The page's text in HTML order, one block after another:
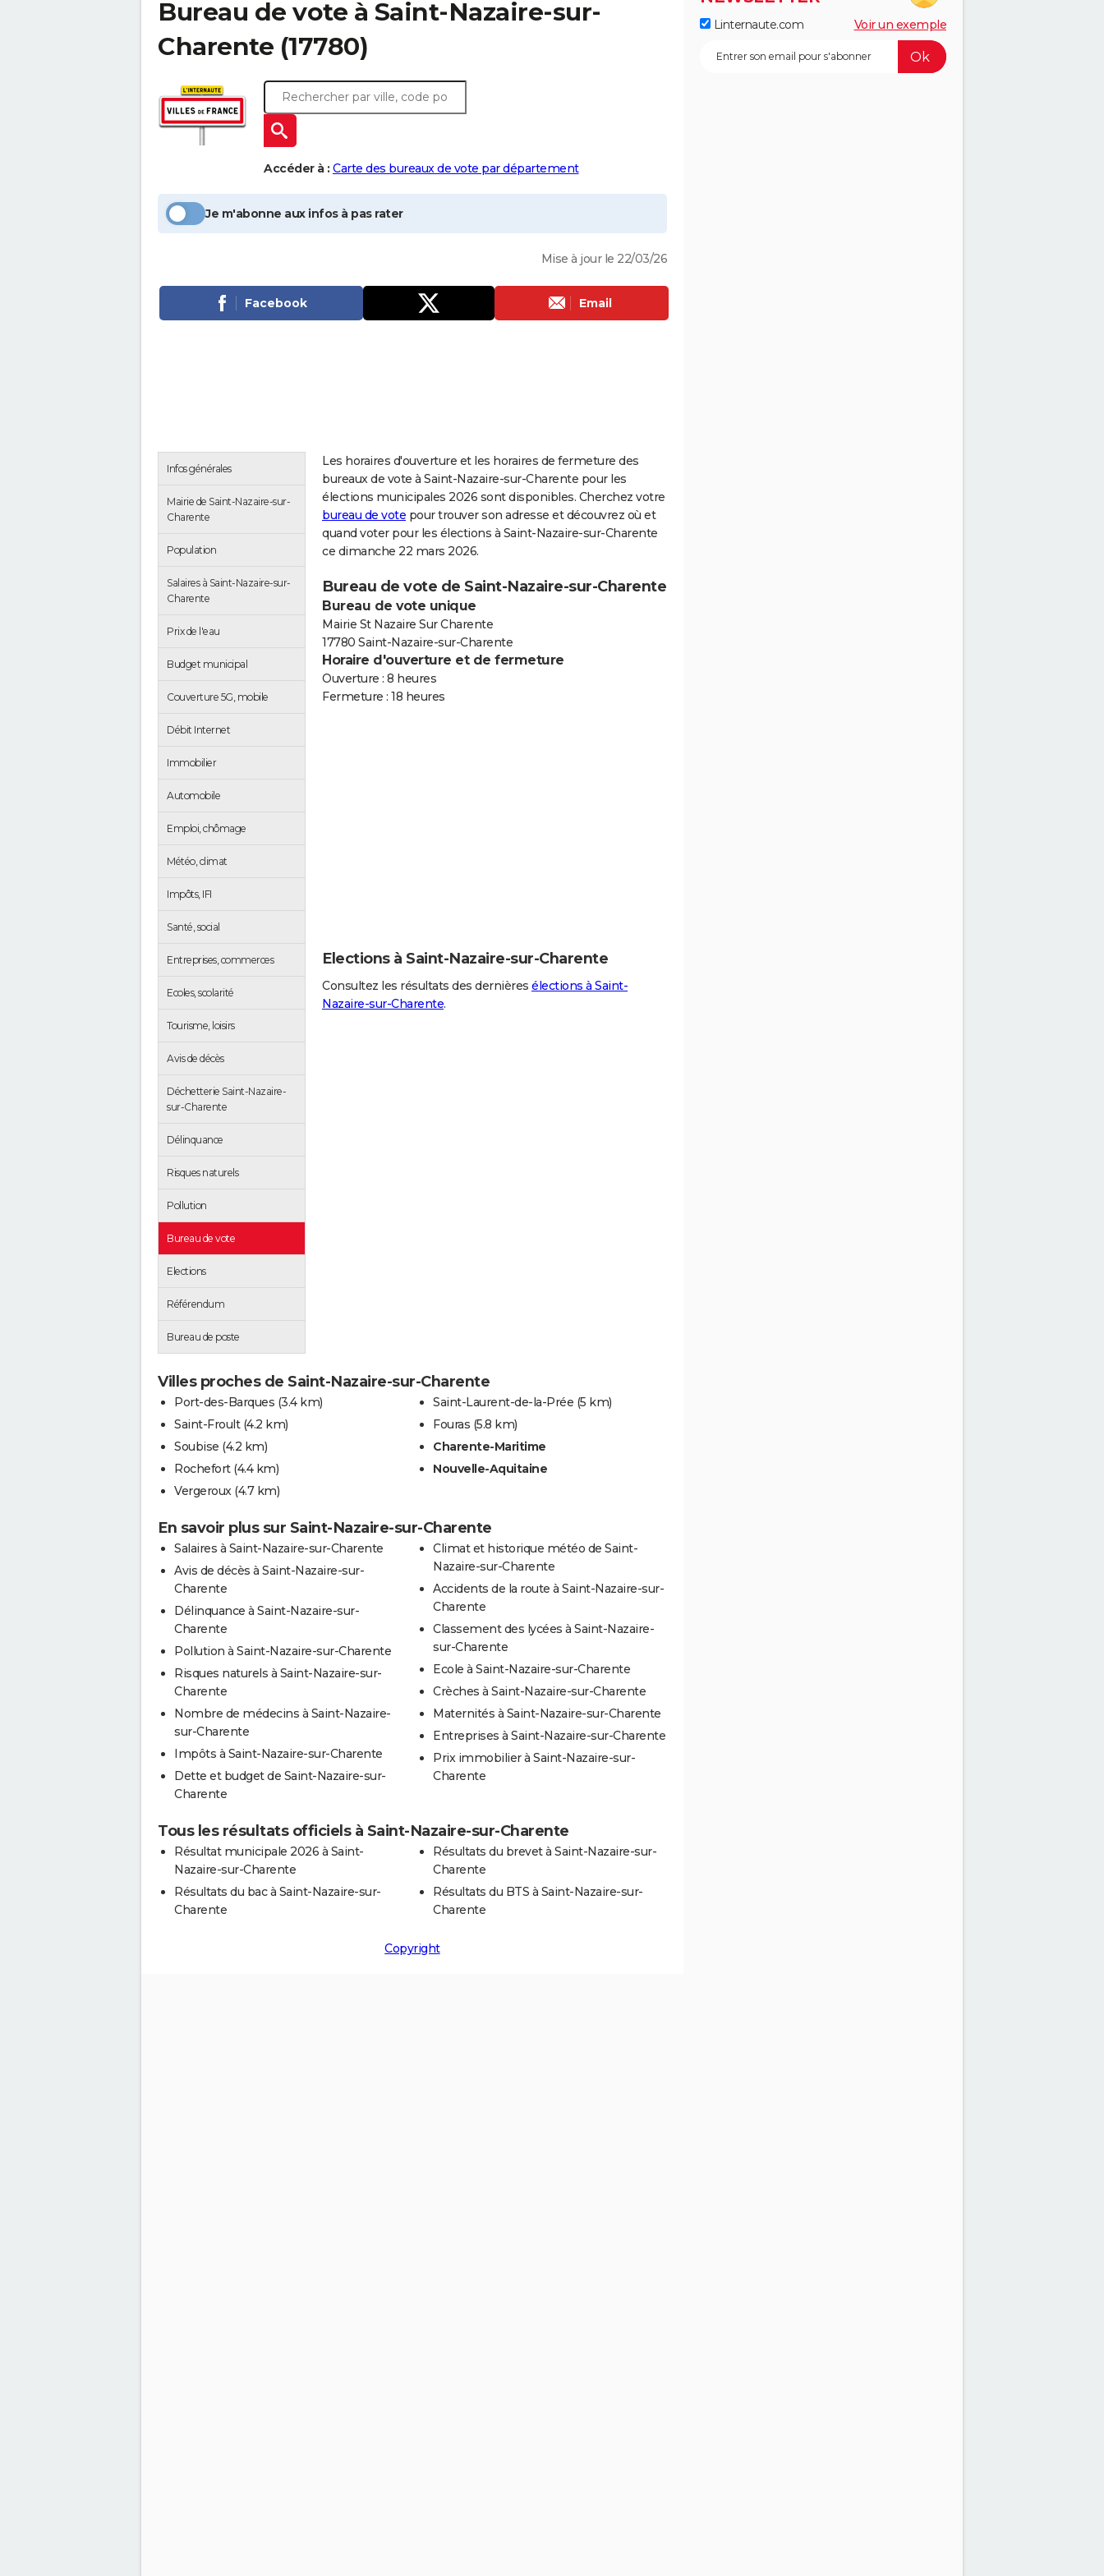
Bureau de vote à Saint-Nazaire-sur-
Charente (17780)
Accéder à : Carte des bureaux de vote par département
Je m'abonne aux infos à pas rater
Mise à jour le 22/03/26
Facebook Email
Infos générales
Mairie de Saint-Nazaire-sur-
Charente
Population
Salaires à Saint-Nazaire-sur-
Charente
Prix de l'eau
Budget municipal
Couverture 5G, mobile
Débit Internet
Immobilier
Automobile
Emploi, chômage
Météo, climat
Impôts, IFI
Santé, social
Entreprises, commerces
Ecoles, scolarité
Tourisme, loisirs
Avis de décès
Déchetterie Saint-Nazaire-
sur-Charente
Délinquance
Risques naturels
Pollution
Bureau de vote
Elections
Référendum
Bureau de poste
Les horaires d'ouverture et les horaires de fermeture des
bureaux de vote à Saint-Nazaire-sur-Charente pour les
élections municipales 2026 sont disponibles. Cherchez votre
bureau de vote pour trouver son adresse et découvrez où et
quand voter pour les élections à Saint-Nazaire-sur-Charente
ce dimanche 22 mars 2026.
Bureau de vote de Saint-Nazaire-sur-Charente
Bureau de vote unique
Mairie St Nazaire Sur Charente
17780 Saint-Nazaire-sur-Charente
Horaire d'ouverture et de fermeture
Ouverture : 8 heures
Fermeture : 18 heures
Elections à Saint-Nazaire-sur-Charente
Consultez les résultats des dernières élections à Saint-
Nazaire-sur-Charente.
Villes proches de Saint-Nazaire-sur-Charente
Port-des-Barques (3.4 km)
Saint-Froult (4.2 km)
Soubise (4.2 km)
Rochefort (4.4 km)
Vergeroux (4.7 km)
Saint-Laurent-de-la-Prée (5 km)
Fouras (5.8 km)
Charente-Maritime
Nouvelle-Aquitaine
En savoir plus sur Saint-Nazaire-sur-Charente
Salaires à Saint-Nazaire-sur-Charente
Avis de décès à Saint-Nazaire-sur-
Charente
Délinquance à Saint-Nazaire-sur-
Charente
Pollution à Saint-Nazaire-sur-Charente
Risques naturels à Saint-Nazaire-sur-
Charente
Nombre de médecins à Saint-Nazaire-
sur-Charente
Impôts à Saint-Nazaire-sur-Charente
Dette et budget de Saint-Nazaire-sur-
Charente
Climat et historique météo de Saint-
Nazaire-sur-Charente
Accidents de la route à Saint-Nazaire-sur-
Charente
Classement des lycées à Saint-Nazaire-
sur-Charente
Ecole à Saint-Nazaire-sur-Charente
Crèches à Saint-Nazaire-sur-Charente
Maternités à Saint-Nazaire-sur-Charente
Entreprises à Saint-Nazaire-sur-Charente
Prix immobilier à Saint-Nazaire-sur-
Charente
Tous les résultats officiels à Saint-Nazaire-sur-Charente
Résultat municipale 2026 à Saint-
Nazaire-sur-Charente
Résultats du bac à Saint-Nazaire-sur-
Charente
Résultats du brevet à Saint-Nazaire-sur-
Charente
Résultats du BTS à Saint-Nazaire-sur-
Charente
Copyright
Linternaute.com Voir un exemple